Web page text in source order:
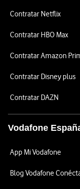
Contratar Netflix
Contratar HBO Max
Contratar Amazon
Contratar Disney plus
Contratar DAZN
Vodafone
App Mi Vodafone
Blog Vodafone